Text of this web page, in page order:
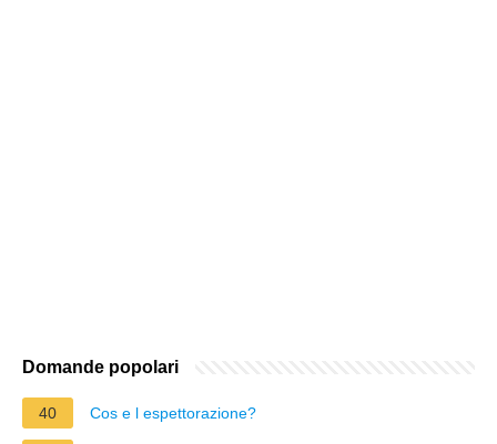
Domande popolari
40 Cos e l espettorazione?